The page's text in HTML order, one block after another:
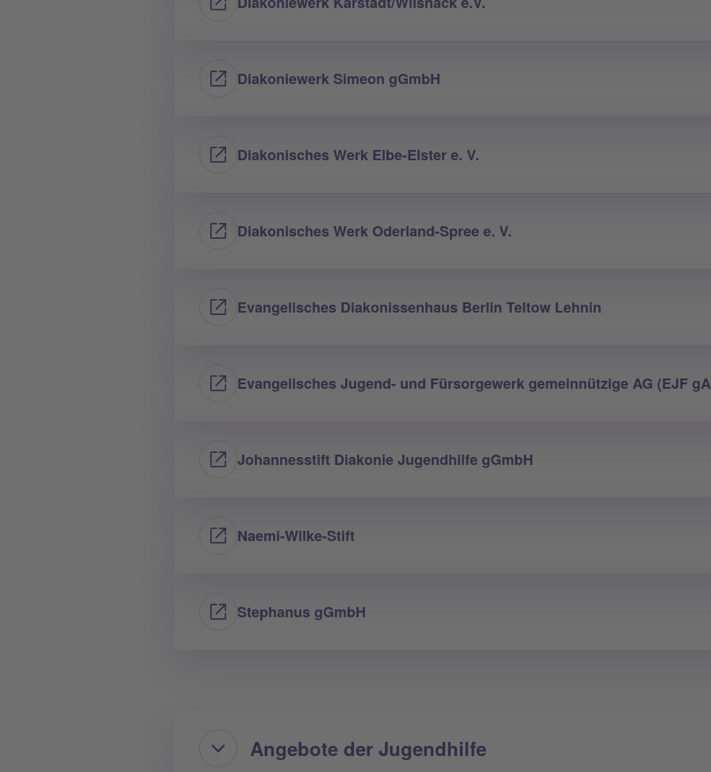
Diakoniewerk Simeon gGmbH
Diakonisches Werk Elbe-Elster e. V.
Diakonisches Werk Oderland-Spree e. V.
Evangelisches Diakonissenhaus Berlin Teltow Lehnin
Evangelisches Jugend- und Fürsorgewerk gemeinnützige AG (EJF
Johannesstift Diakonie Jugendhilfe gGmbH
Naemi-Wilke-Stift
Stephanus gGmbH
Angebote der Jugendhilfe